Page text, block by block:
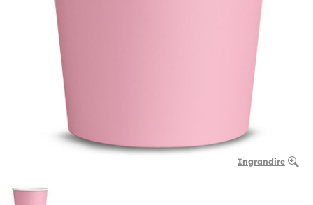
Ingrandire